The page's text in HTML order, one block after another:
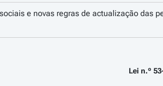
e novas regras de actualização das
Lei n.º